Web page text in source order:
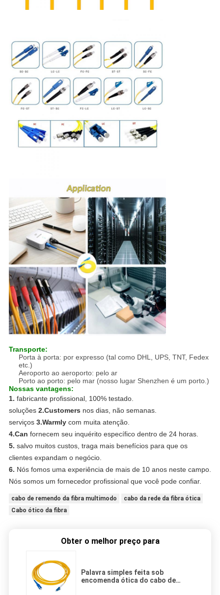
Transporte:
Porta à porta: por expresso (tal como DHL, UPS, TNT, Fedex
etc.)
Aeroporto ao aeroporto: pelo ar
Porto ao porto: pelo mar (nosso lugar Shenzhen é um porto.)
Nossas vantagens:
1. fabricante profissional, 100% testado.
soluções 2.Customers nos dias, não semanas.
serviços 3.Warmlycom muita atenção.
4.Can fornecem seu inquérito específico dentro de 24 horas.
5. salvo muitos custos, traga mais benefícios para que os
clientes expandam o negócio.
6. Nós fomos uma experiência de mais de 10 anos neste campo.
Nós somos um fornecedor profissional que você pode confiar.
cabo de remendo da fibra multimodo
cabo da rede da fibra ótica
Cabo ótico da fibra
Obter o melhor preço para
Palavra simples feita sob
encomenda ótica do cabo de